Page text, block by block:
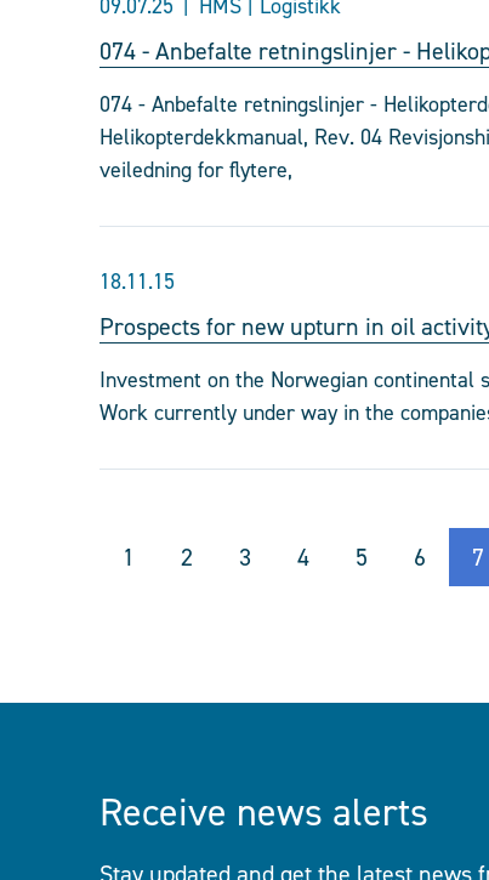
09.07.25 HMS | Logistikk
074 - Anbefalte retningslinjer -
074 - Anbefalte retningslinjer -
Helikopterdekkmanual, Rev. 04
veiledning for flytere,
18.11.15
Prospects for new upturn in oil
Investment on the Norwegian continental
Work currently under way in the
1 2 3 4 5 6 7
Receive news alerts